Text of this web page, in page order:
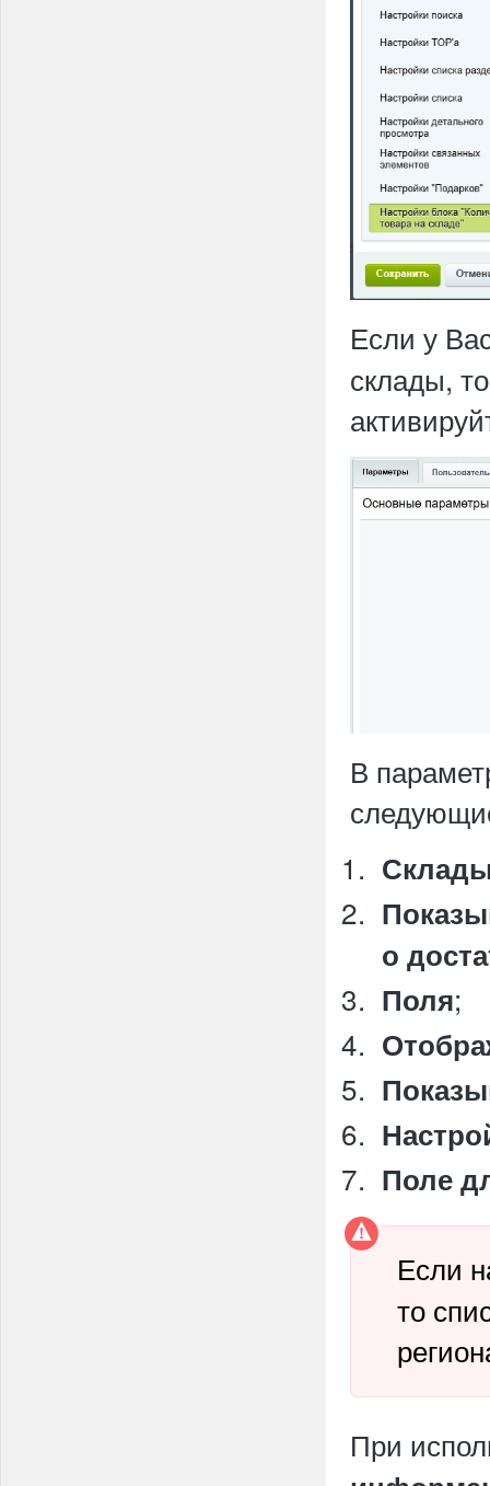
Если у
склады,
В
о
Поля;
Поле
Если
то
При